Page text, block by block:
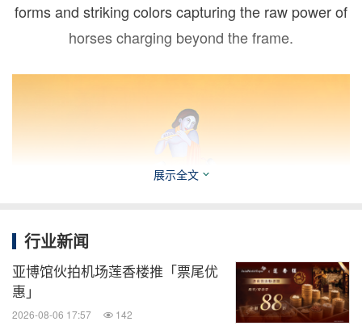
forms and striking colors capturing the raw power of
horses charging beyond the frame.
Manjit Bawa’s 1998 masterpiece from his Krishna
展示全文
行业新闻
亚博馆伙拍机场莲香楼推「票尾优
惠」
2026-08-06 17:57 142